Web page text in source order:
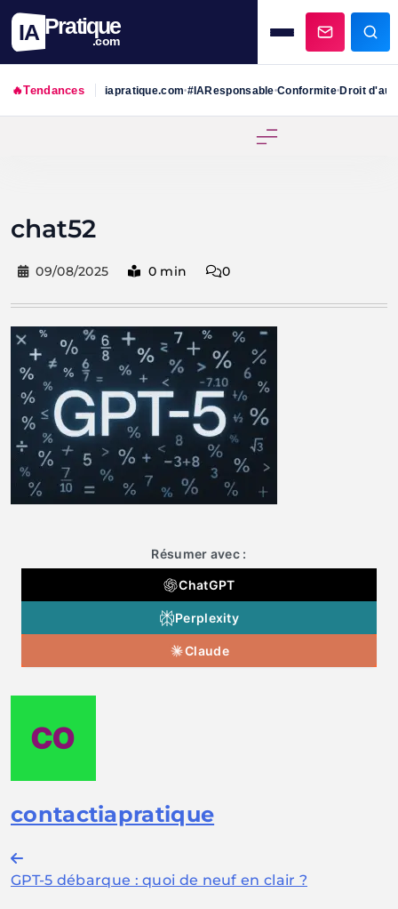
IA Pratique
.com
🔥Tendances iapratique.com•#IAResponsable•Conformite•Droit
chat52
09/08/2025 0 min 0
Résumer avec :
ChatGPT
Perplexity
Claude
contactiapratique
Navigation
de
GPT-5 débarque : quoi de neuf en clair ?